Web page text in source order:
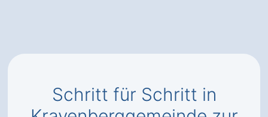
Schritt für Schritt in